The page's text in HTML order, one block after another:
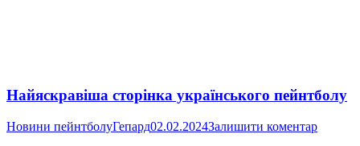
Найяскравіша сторінка українського пейнтболу
Новини пейнтболуГепард02.02.2024Залишити коментар